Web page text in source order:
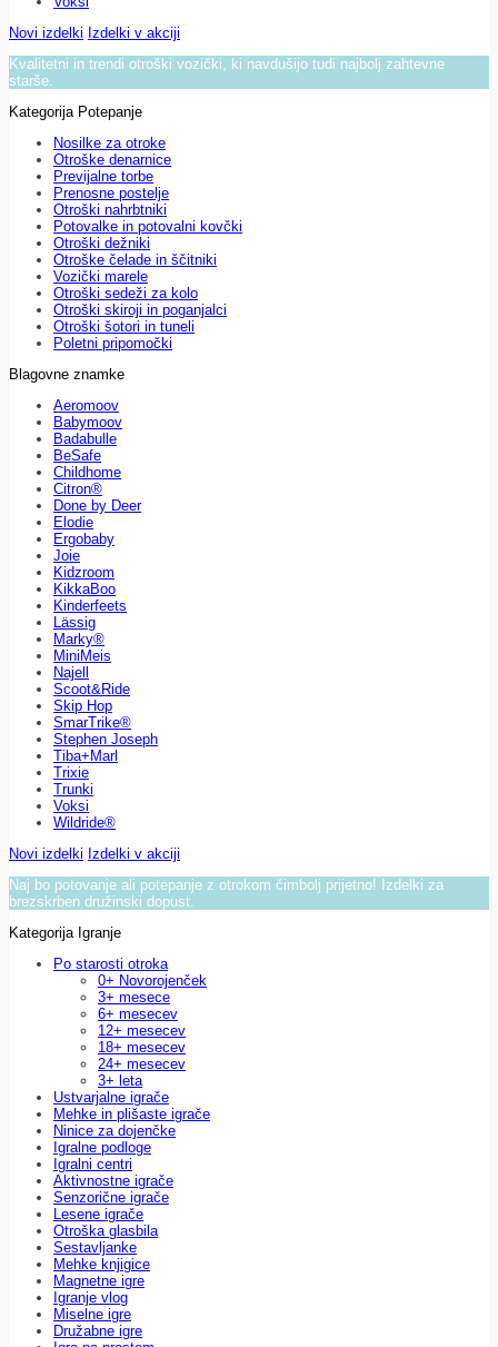
Novi izdelki Izdelki v akciji
Kvalitetni in trendi otroški vozički, ki navdušijo tudi najbolj zahtevne
starše.
Kategorija Potepanje
Nosilke za otroke
Otroške denarnice
Previjalne torbe
Prenosne postelje
Otroški nahrbtniki
Potovalke in potovalni kovčki
Otroški dežniki
Otroške čelade in ščitniki
Vozički marele
Otroški sedeži za kolo
Otroški skiroji in poganjalci
Otroški šotori in tuneli
Poletni pripomočki
Blagovne znamke
Aeromoov
Babymoov
Badabulle
BeSafe
Childhome
Citron®
Done by Deer
Elodie
Ergobaby
Joie
Kidzroom
KikkaBoo
Kinderfeets
Lässig
Marky®
MiniMeis
Najell
Scoot&Ride
Skip Hop
SmarTrike®
Stephen Joseph
Tiba+Marl
Trixie
Trunki
Voksi
Wildride®
Novi izdelki Izdelki v akciji
Naj bo potovanje ali potepanje z otrokom čimbolj prijetno! Izdelki za
brezskrben družinski dopust.
Kategorija Igranje
Po starosti otroka
0+ Novorojenček
3+ mesece
6+ mesecev
12+ mesecev
18+ mesecev
24+ mesecev
3+ leta
Ustvarjalne igrače
Mehke in plišaste igrače
Ninice za dojenčke
Igralne podloge
Igralni centri
Aktivnostne igrače
Senzorične igrače
Lesene igrače
Otroška glasbila
Sestavljanke
Mehke knjigice
Magnetne igre
Igranje vlog
Miselne igre
Družabne igre